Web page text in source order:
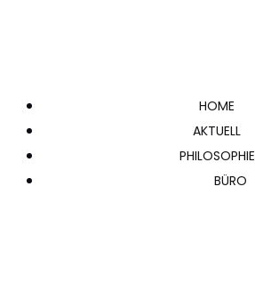
HOME
AKTUELL
PHILOSOPHIE
BÜRO